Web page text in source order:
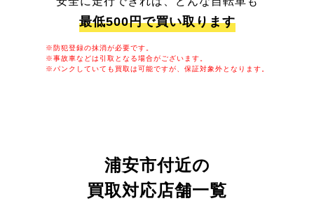
最低500円で買い取ります
※防犯登録の抹消が必要です。
※事故車などは引取となる場合がございます。
※パンクしていても買取は可能ですが、保証対象外となります。
浦安市付近の
買取対応店舗一覧